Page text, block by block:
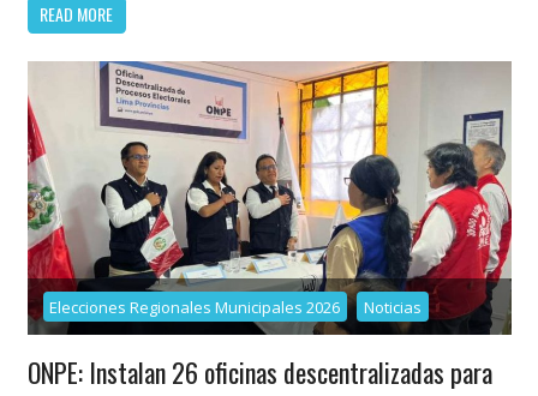
READ MORE
Elecciones Regionales Municipales 2026 Noticias
ONPE: Instalan 26 oficinas descentralizadas para